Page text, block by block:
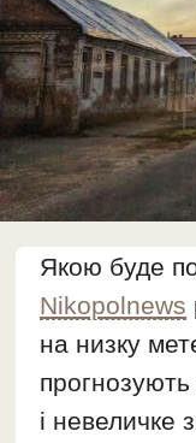
Якою буде
Nikopolnews
на низку
і невеличке